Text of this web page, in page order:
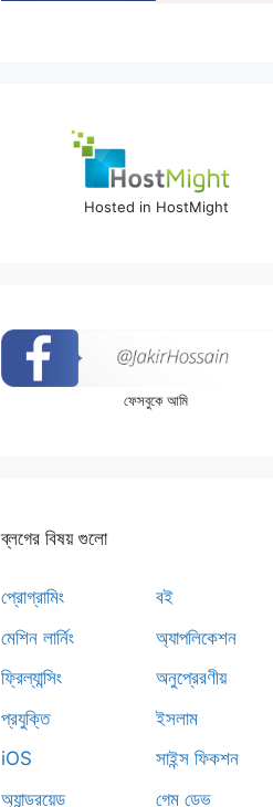
Hosted in HostMight
ফেসবুকে আমি
ব্লগের বিষয় গুলো
প্রোগ্রামিং
মেশিন লার্নিং
ফ্রিল্যান্সিং
প্রযুক্তি
iOS
অ্যান্ড্রয়েড
বই
অ্যাপলিকেশন
অনুপ্রেরণীয়
ইসলাম
সাইন্স ফিকশন
গেম ডেভ